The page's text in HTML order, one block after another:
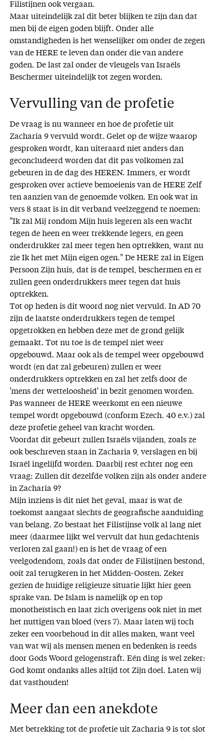
Filistijnen ook vergaan.
Maar uiteindelijk zal dit beter blijken te zijn dan dat
men bij de eigen goden blijft. Onder alle
omstandigheden is het wenselijker om onder de zegen
van de HERE te leven dan onder die van andere
goden. De last zal onder de vleugels van Israëls
Beschermer uiteindelijk tot zegen worden.
Vervulling van de profetie
De vraag is nu wanneer en hoe de profetie uit
Zacharia 9 vervuld wordt. Gelet op de wijze waarop
gesproken wordt, kan uiteraard niet anders dan
geconcludeerd worden dat dit pas volkomen zal
gebeuren in de dag des HEREN. Immers, er wordt
gesproken over actieve bemoeienis van de HERE Zelf
ten aanzien van de genoemde volken. En ook wat in
vers 8 staat is in dit verband veelzeggend te noemen:
"Ik zal Mij rondom Mijn huis legeren als een wacht
tegen de heen en weer trekkende legers, en geen
onderdrukker zal meer tegen hen optrekken, want nu
zie Ik het met Mijn eigen ogen." De HERE zal in Eigen
Persoon Zijn huis, dat is de tempel, beschermen en er
zullen geen onderdrukkers meer tegen dat huis
optrekken.
Tot op heden is dit woord nog niet vervuld. In AD 70
zijn de laatste onderdrukkers tegen de tempel
opgetrokken en hebben deze met de grond gelijk
gemaakt. Tot nu toe is de tempel niet weer
opgebouwd. Maar ook als de tempel weer opgebouwd
wordt (en dat zal gebeuren) zullen er weer
onderdrukkers optrekken en zal het zelfs door de
'mens der wetteloosheid' in bezit genomen worden.
Pas wanneer de HERE weerkomt en een nieuwe
tempel wordt opgebouwd (conform Ezech. 40 e.v.) zal
deze profetie geheel van kracht worden.
Voordat dit gebeurt zullen Israëls vijanden, zoals ze
ook beschreven staan in Zacharia 9, verslagen en bij
Israël ingelijfd worden. Daarbij rest echter nog een
vraag: Zullen dit dezelfde volken zijn als onder andere
in Zacharia 9?
Mijn inziens is dit niet het geval, maar is wat de
toekomst aangaat slechts de geografische aanduiding
van belang. Zo bestaat het Filistijnse volk al lang niet
meer (daarmee lijkt wel vervult dat hun gedachtenis
verloren zal gaan!) en is het de vraag of een
veelgodendom, zoals dat onder de Filistijnen bestond,
ooit zal terugkeren in het Midden-Oosten. Zeker
gezien de huidige religieuze situatie lijkt hier geen
sprake van. De Islam is namelijk op en top
monotheïstisch en laat zich overigens ook niet in met
het nuttigen van bloed (vers 7). Maar laten wij toch
zeker een voorbehoud in dit alles maken, want veel
van wat wij als mensen menen en bedenken is reeds
door Gods Woord gelogenstraft. Eén ding is wel zeker:
God komt ondanks alles altijd tot Zijn doel. Laten wij
dat vasthouden!
Meer dan een anekdote
Met betrekking tot de profetie uit Zacharia 9 is tot slot